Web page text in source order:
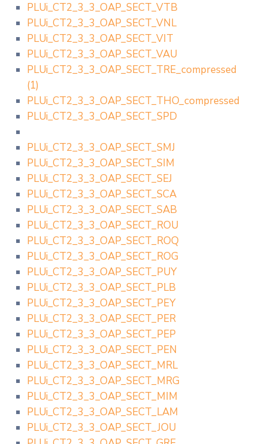
PLUi_CT2_3_3_OAP_SECT_VTB
PLUi_CT2_3_3_OAP_SECT_VNL
PLUi_CT2_3_3_OAP_SECT_VIT
PLUi_CT2_3_3_OAP_SECT_VAU
PLUi_CT2_3_3_OAP_SECT_TRE_compressed
(1)
PLUi_CT2_3_3_OAP_SECT_THO_compressed
PLUi_CT2_3_3_OAP_SECT_SPD
PLUi_CT2_3_3_OAP_SECT_SMJ
PLUi_CT2_3_3_OAP_SECT_SIM
PLUi_CT2_3_3_OAP_SECT_SEJ
PLUi_CT2_3_3_OAP_SECT_SCA
PLUi_CT2_3_3_OAP_SECT_SAB
PLUi_CT2_3_3_OAP_SECT_ROU
PLUi_CT2_3_3_OAP_SECT_ROQ
PLUi_CT2_3_3_OAP_SECT_ROG
PLUi_CT2_3_3_OAP_SECT_PUY
PLUi_CT2_3_3_OAP_SECT_PLB
PLUi_CT2_3_3_OAP_SECT_PEY
PLUi_CT2_3_3_OAP_SECT_PER
PLUi_CT2_3_3_OAP_SECT_PEP
PLUi_CT2_3_3_OAP_SECT_PEN
PLUi_CT2_3_3_OAP_SECT_MRL
PLUi_CT2_3_3_OAP_SECT_MRG
PLUi_CT2_3_3_OAP_SECT_MIM
PLUi_CT2_3_3_OAP_SECT_LAM
PLUi_CT2_3_3_OAP_SECT_JOU